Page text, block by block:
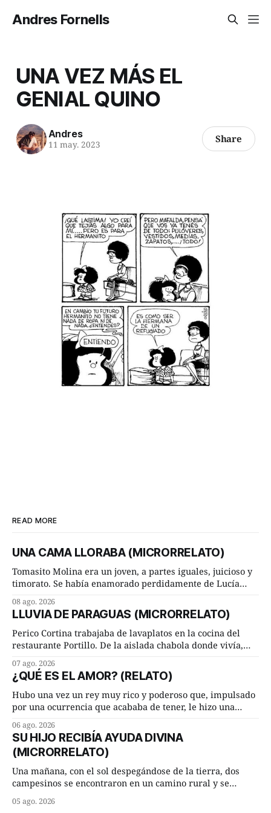
Andres Fornells
UNA VEZ MÁS EL
GENIAL QUINO
Andres
11 may. 2023 Share
READ MORE
UNA CAMA LLORABA (MICRORRELATO)
Tomasito Molina era un joven, a partes iguales, juicioso y
timorato. Se había enamorado perdidamente de Lucía
ambos les iba de maravilla. Pero mantenían absoluta
discrepancia en un deseo ineluctable por parte de ella.
Lucía Arriate quería que ellos
08 ago. 2026
LLUVIA DE PARAGUAS (MICRORRELATO)
Perico Cortina trabajaba de lavaplatos en la cocina del
restaurante Portillo. De la aislada chabola donde vivía,
cuarto de hora andando a buen paso. Cierta noche,
terminada su jornada laboral caminaba él hacía su mísera
morada cundo comenzó a llover
07 ago. 2026
¿QUÉ ES EL AMOR? (RELATO)
Hubo una vez un rey muy rico y poderoso que, impulsado
por una ocurrencia que acababa de tener, le hizo una
Dime, hombre sabio, ¿qué es el amor según tú? Su
consejero, que era muy prudente y astuto le respondió de
inmediato:
06 ago. 2026
SU HIJO RECIBÍA AYUDA DIVINA
(MICRORRELATO)
Una mañana, con el sol despegándose de la tierra, dos
campesinos se encontraron en un camino rural y se
remolachas, Manuel? —quiso saber uno. —Eso acabo de
05 ago. 2026